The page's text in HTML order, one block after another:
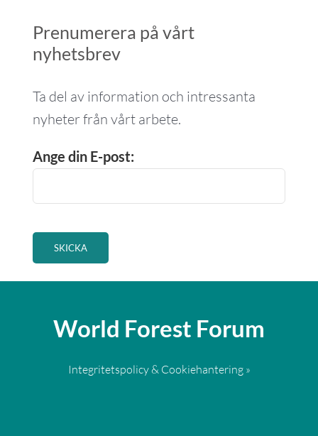
Prenumerera på vårt
nyhetsbrev
Ta del av information och intressanta
nyheter från vårt arbete.
Ange din E-post:
World Forest Forum
Integritetspolicy & Cookiehantering »